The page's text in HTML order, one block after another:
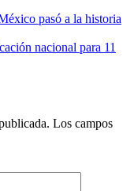
pasó a la historia
nacional para 11
Los campos